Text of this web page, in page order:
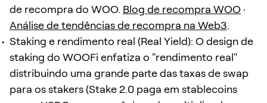
de recompra do WOO. Blog de recompra WOO ·
Análise de tendências de recompra na Web3.
Staking e rendimento real (Real Yield): O design de
staking do WOOFi enfatiza o "rendimento real"
distribuindo uma grande parte das taxas de swap
para os stakers (Stake 2.0 paga em stablecoins